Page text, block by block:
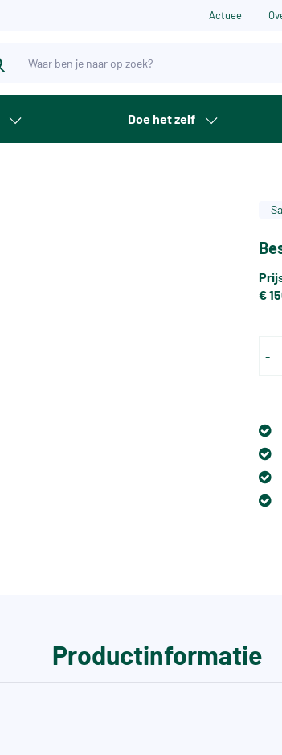
Actueel
Doe het zelf
€
-
Productinformatie